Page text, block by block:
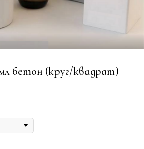
бетон (круг/квадрат)